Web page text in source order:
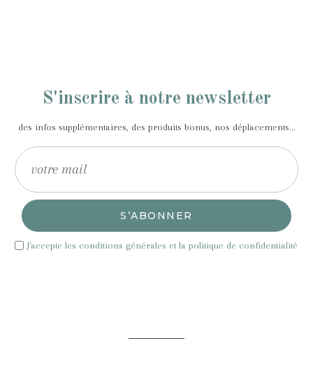
S'inscrire à notre newsletter
des infos supplémentaires, des produits bonus, nos déplacements...
S’ABONNER
J'accepte les conditions générales et la politique de confidentialité